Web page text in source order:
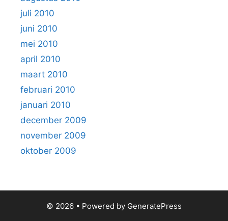
juli 2010
juni 2010
mei 2010
april 2010
maart 2010
februari 2010
januari 2010
december 2009
november 2009
oktober 2009
© 2026 • Powered by GeneratePress